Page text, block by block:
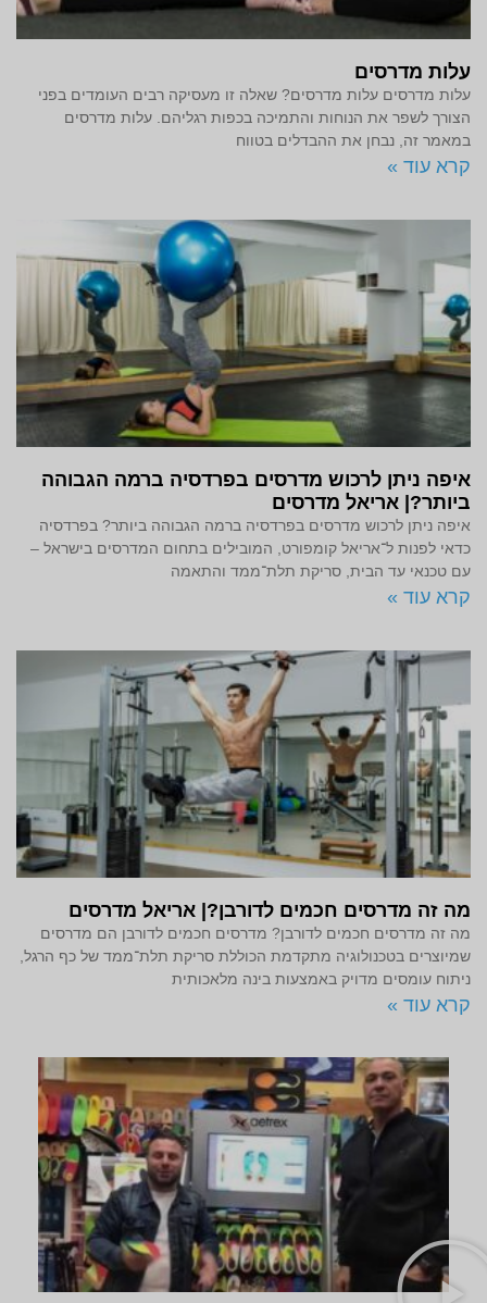
עלות מדרסים
עלות מדרסים עלות מדרסים? שאלה זו מעסיקה רבים העומדים בפני
הצורך לשפר את הנוחות והתמיכה בכפות רגליהם. עלות מדרסים
במאמר זה, נבחן את ההבדלים בטווח
קרא עוד »
איפה ניתן לרכוש מדרסים בפרדסיה ברמה הגבוהה
ביותר?| אריאל מדרסים
איפה ניתן לרכוש מדרסים בפרדסיה ברמה הגבוהה ביותר? בפרדסיה
כדאי לפנות ל־אריאל קומפורט, המובילים בתחום המדרסים בישראל –
עם טכנאי עד הבית, סריקת תלת־ממד והתאמה
קרא עוד »
מה זה מדרסים חכמים לדורבן?| אריאל מדרסים
מה זה מדרסים חכמים לדורבן? מדרסים חכמים לדורבן הם מדרסים
שמיוצרים בטכנולוגיה מתקדמת הכוללת סריקת תלת־ממד של כף הרגל,
ניתוח עומסים מדויק באמצעות בינה מלאכותית
קרא עוד »